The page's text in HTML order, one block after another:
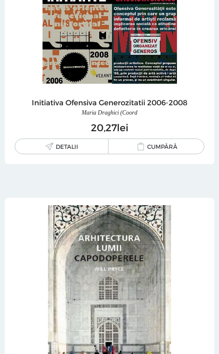
Initiativa Ofensiva Generozitatii 2006-2008
Maria Draghici (Coord
2027lei
DETALII CUMPĂRĂ